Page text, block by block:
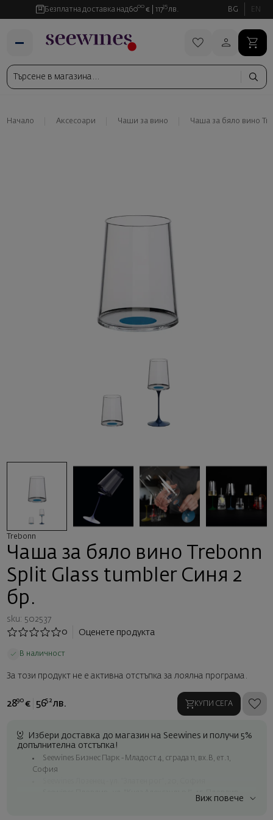
Безплатна доставка над6000 € 11735 лв. BG EN
Начало Аксесоари Чаши за вино Чаша за бяло вино
Trebonn
Чаша за бяло вино Trebonn
Split Glass tumbler Синя 2
бр.
sku: 502537
0
Оценете продукта
В наличност
За този продукт не е активна отстъпка за лоялна програма.
2890 € 5652 лв. КУПИ СЕГА
Избери доставка до магазин на Seewines и получи 5%
допълнителна отстъпка!
Seewines Бизнес Парк - Младост 4, сграда 11, вх.В, ет.1,
София
Виж повече